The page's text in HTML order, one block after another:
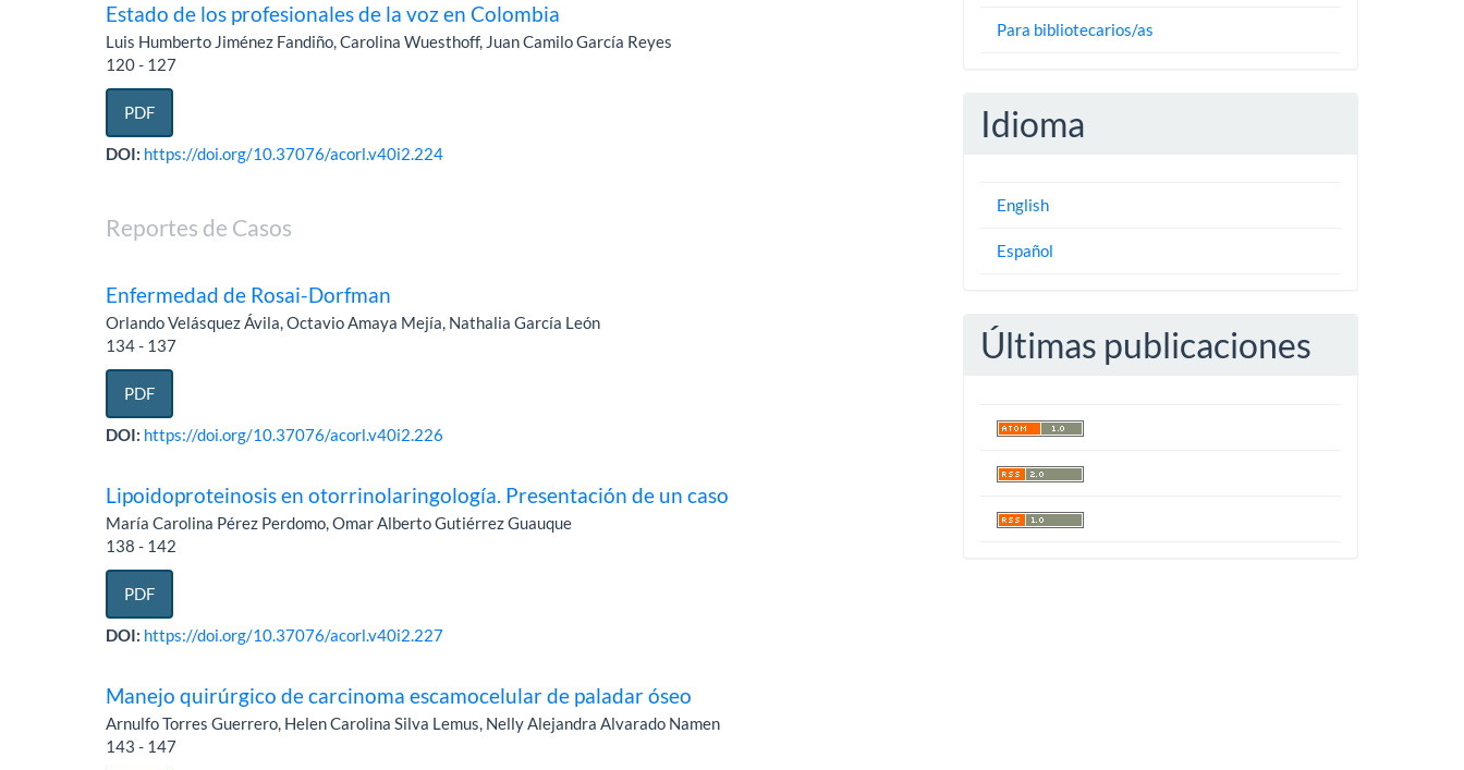
Estado de los profesionales de la voz en Colombia
Luis Humberto Jiménez Fandiño, Carolina Wuesthoff, Juan Camilo García Reyes
120 - 127
PDF
DOI: https://doi.org/10.37076/acorl.v40i2.224
Reportes de Casos
Enfermedad de Rosai-Dorfman
Orlando Velásquez Ávila, Octavio Amaya Mejía, Nathalia García León
134 - 137
PDF
DOI: https://doi.org/10.37076/acorl.v40i2.226
Lipoidoproteinosis en otorrinolaringología. Presentación de un caso
María Carolina Pérez Perdomo, Omar Alberto Gutiérrez Guauque
138 - 142
PDF
DOI: https://doi.org/10.37076/acorl.v40i2.227
Manejo quirúrgico de carcinoma escamocelular de paladar óseo
Arnulfo Torres Guerrero, Helen Carolina Silva Lemus, Nelly Alejandra Alvarado Namen
143 - 147
Para bibliotecarios/as
Idioma
English
Español
Últimas publicaciones